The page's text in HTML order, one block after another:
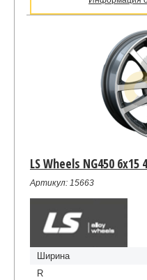
LS Wheels NG450 6x15
Артикул: 15663
Ширина
R